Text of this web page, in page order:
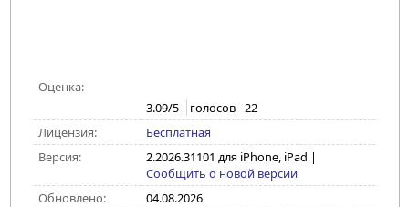
Оценка:
3.09/5 голосов -22
Лицензия:
Бесплатная
Версия:
2.2026.31101 для iPhone, iPad |
Сообщить о новой версии
Обновлено:
04.08.2026